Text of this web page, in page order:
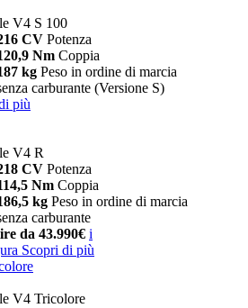
V4 S 100
CV Potenza
Nm Coppia
kg Peso in ordine di marcia
carburante (Versione S)
più
V4 R
CV Potenza
Nm Coppia
kg Peso in ordine di marcia
carburante
da 43.990€ i
Scopri di più
V4 Tricolore